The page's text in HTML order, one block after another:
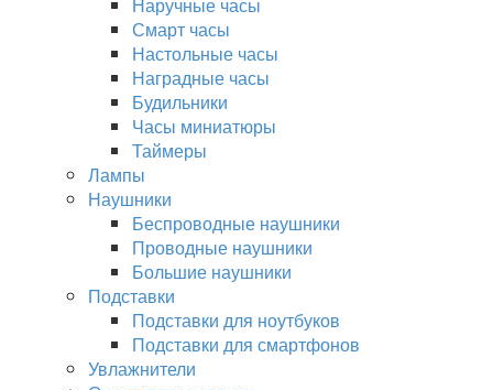
Смарт часы
Настольные часы
Наградные часы
Будильники
Часы миниатюры
Таймеры
Лампы
Наушники
Беспроводные наушники
Проводные наушники
Большие наушники
Подставки
Подставки для ноутбуков
Подставки для смартфонов
Увлажнители